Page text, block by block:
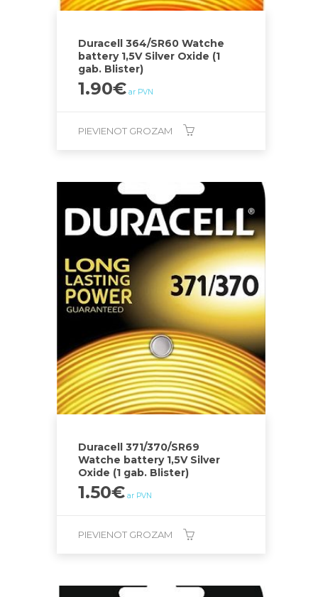
Duracell 364/SR60 Watche
battery 1,5V Silver Oxide (1
gab. Blister)
1.90€ ar PVN
PIEVIENOT GROZAM
Duracell 371/370/SR69
Watche battery 1,5V Silver
Oxide (1 gab. Blister)
1.50€ ar PVN
PIEVIENOT GROZAM